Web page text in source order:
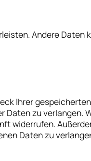
Andere Daten
Ihrer
zu verlangen.
widerrufen.
Daten zu